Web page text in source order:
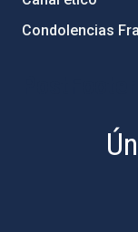
Condolencias